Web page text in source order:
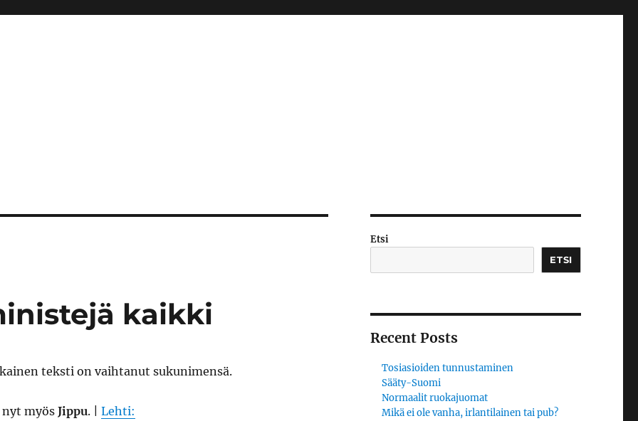
kaikki
teksti on vaihtanut sukunimensä.
nyt myös Jippu. | Lehti:
Etsi
ETSI
Recent Posts
Tosiasioiden tunnustaminen
Sääty-Suomi
Normaalit ruokajuomat
Mikä ei ole vanha, irlantilainen tai pub?